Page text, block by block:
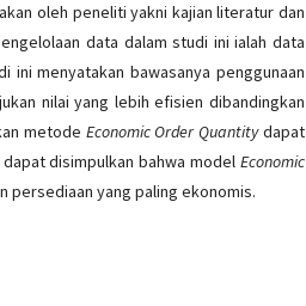
oleh peneliti yakni kajian literatur dan
data dalam studi ini ialah data
ini menyatakan bawasanya penggunaan
nilai yang lebih efisien dibandingkan
metode Economic Order Quantitydapat
disimpulkan bahwa model Economic
persediaan yang paling ekonomis.